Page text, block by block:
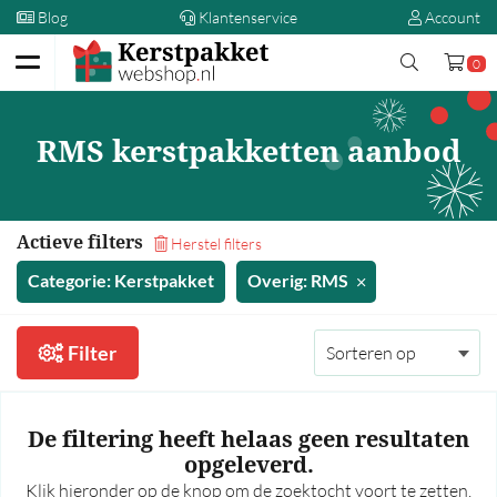
Blog Klantenservice Account
0
Kerstpakketten
00,00 - 5,00
5,00 - 10,00
10,00 - 15,00
15,00 - 20,00
25,00 - 30,00
RMS kerstpakketten aanbod
Actieve filters Herstel filters
Categorie: Kerstpakket Overig: RMS
Filter
De filtering heeft helaas geen resultaten
opgeleverd.
Klik hieronder op de knop om de zoektocht voort te zetten.